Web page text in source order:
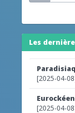
Les
[2025-04-
[2025-04-